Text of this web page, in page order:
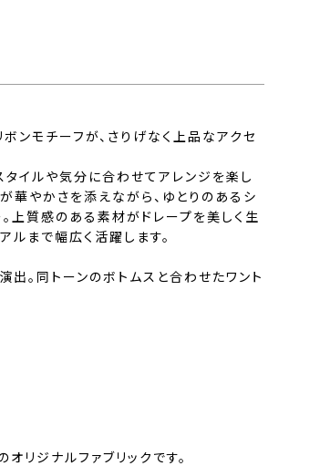
ンモチーフが、さりげなく上品なアクセ
タイルや気分に合わせてアレンジを楽し
華やかさを添えながら、ゆとりのあるシ
上質感のある素材がドレープを美しく生
ルまで幅広く活躍します。
。同トーンのボトムスと合わせたワント
リジナルファブリックです。